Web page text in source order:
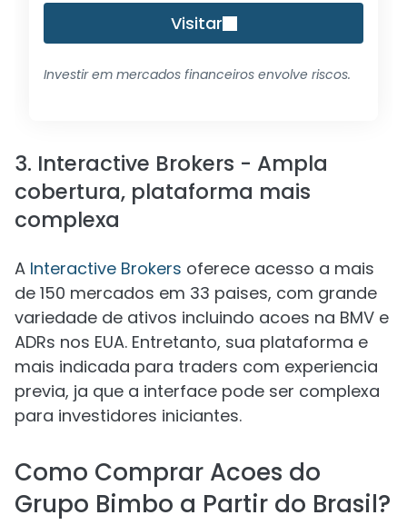
Visitar
Investir em mercados financeiros envolve riscos.
3. Interactive Brokers - Ampla
cobertura, plataforma mais
complexa
A Interactive Brokers oferece acesso a mais
de 150 mercados em 33 paises, com grande
variedade de ativos incluindo acoes na BMV e
ADRs nos EUA. Entretanto, sua plataforma e
mais indicada para traders com experiencia
previa, ja que a interface pode ser complexa
para investidores iniciantes.
Como Comprar Acoes do
Grupo Bimbo a Partir do Brasil?